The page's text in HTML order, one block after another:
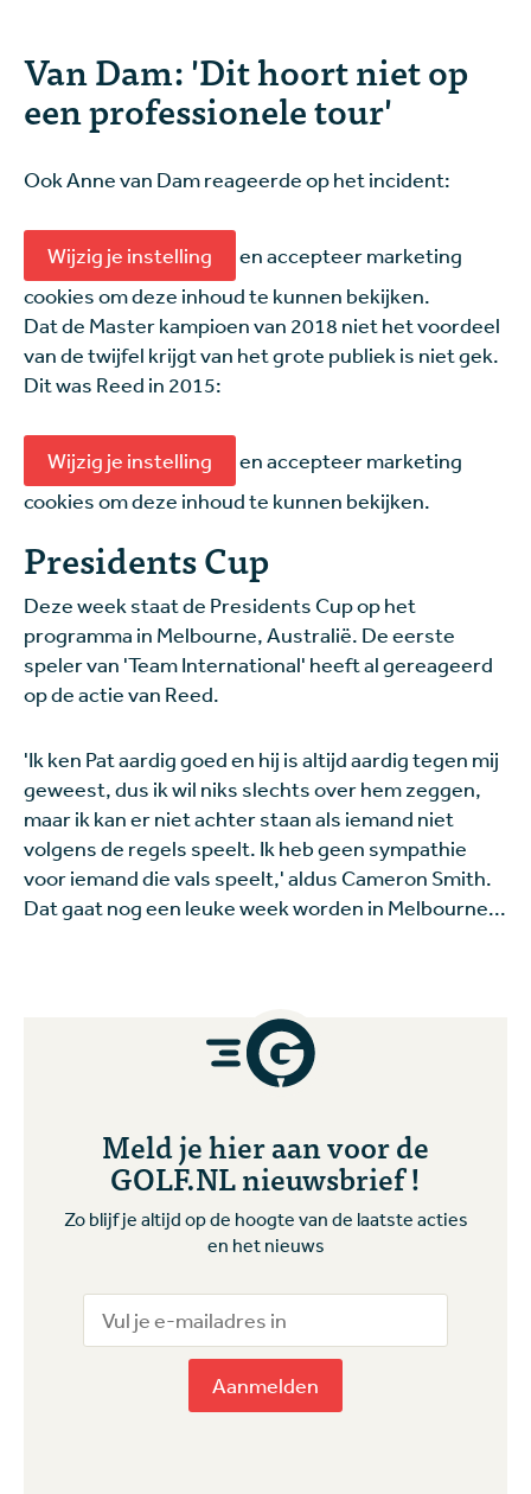
Van Dam: 'Dit hoort niet op
een professionele tour'
Ook Anne van Dam reageerde op het incident:
Wijzig je instelling
en accepteer marketing
cookies om deze inhoud te kunnen bekijken.
Dat de Master kampioen van 2018 niet het voordeel
van de twijfel krijgt van het grote publiek is niet gek.
Dit was Reed in 2015:
Wijzig je instelling
en accepteer marketing
cookies om deze inhoud te kunnen bekijken.
Presidents Cup
Deze week staat de Presidents Cup op het
programma in Melbourne, Australië. De eerste
speler van 'Team International' heeft al gereageerd
op de actie van Reed.
'Ik ken Pat aardig goed en hij is altijd aardig tegen mij
geweest, dus ik wil niks slechts over hem zeggen,
maar ik kan er niet achter staan als iemand niet
volgens de regels speelt. Ik heb geen sympathie
voor iemand die vals speelt,' aldus Cameron Smith.
Dat gaat nog een leuke week worden in Melbourne...
Meld je hier aan voor de
GOLF.NL nieuwsbrief !
Zo blijf je altijd op de hoogte van de laatste acties
en het nieuws
Aanmelden